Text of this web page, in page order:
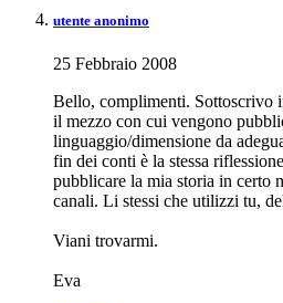
utente anonimo
25 Febbraio 2008
Bello, complimenti. Sottoscrivo
il mezzo con cui vengono
linguaggio/dimensione da
fin dei conti è la stessa
pubblicare la mia storia in certo
canali. Li stessi che utilizzi tu,
Viani trovarmi.
Eva